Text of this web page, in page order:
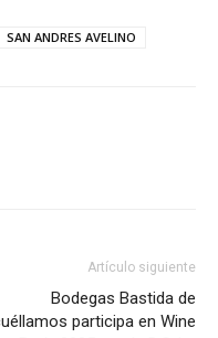
SAN ANDRES AVELINO
Artículo siguiente
Bodegas Bastida de
participa en Wine